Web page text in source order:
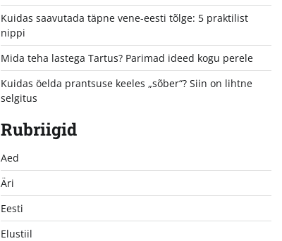
Kuidas saavutada täpne vene-eesti tõlge: 5 praktilist
nippi
Mida teha lastega Tartus? Parimad ideed kogu perele
Kuidas öelda prantsuse keeles „sõber“? Siin on lihtne
selgitus
Rubriigid
Aed
Äri
Eesti
Elustiil